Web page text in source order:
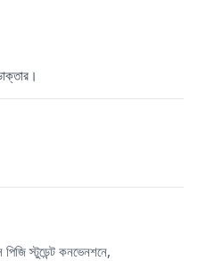
স্টুডেন্ট কনভেনশনে,